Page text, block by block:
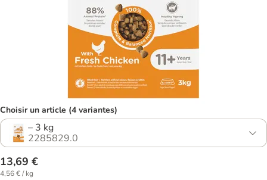
Choisir un article (4 variantes)
– 3 kg
2285829.0
13,69 €
4,56 € / kg